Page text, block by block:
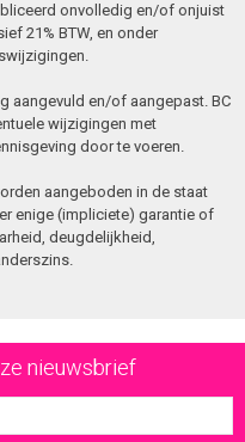
onvolledig en/of onjuist
21% BTW, en onder
aangevuld en/of aangepast. BC
wijzigingen met
door te voeren.
aangeboden in de staat
enige (impliciete) garantie of
deugdelijkheid,
nieuwsbrief